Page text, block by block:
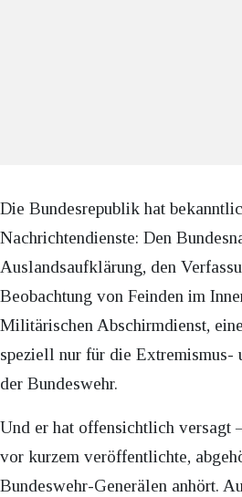
Die Bundesrepublik hat
Nachrichtendienste: Den
Auslandsaufklärung, den
Beobachtung von Feinden im
Militärischen Abschirmdienst,
speziell nur für die Extremismus-
der Bundeswehr.
Und er hat offensichtlich versagt
vor kurzem veröffentlichte,
Bundeswehr-Generälen anhört.